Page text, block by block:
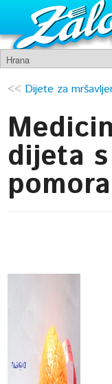
<< Dijete za
dijeta s